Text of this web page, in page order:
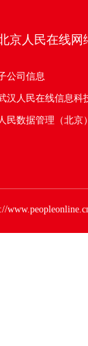
京人民在线网
公司信息
汉人民在线信息科
民数据管理（北京